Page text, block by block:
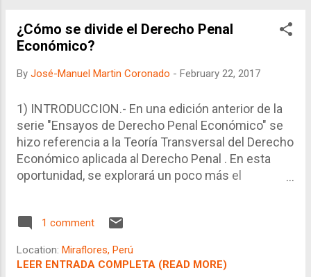
la finalidad de maximizar la utilidad financiera de la
operación, presente o intertemporalmente, el
Dólar que aporte no sólo debe ser recuperado,
otras alternativas con riesgo similar. Si bien es
cierto que muchos desean que la empresa privada
tenga una finalidad social o pública en ese
extremo, eso es...
¿Cómo se divide el Derecho Penal
Económico?
By José-Manuel Martin Coronado - February 22, 2017
1) INTRODUCCION.- En una edición anterior de la
serie "Ensayos de Derecho Penal Económico" se
hizo referencia a la Teoría Transversal del Derecho
Económico aplicada al Derecho Penal . En esta
oportunidad, se explorará un poco más el
económicos se dividen en: 1) Delitos
tributarios 4) Delitos contra la libre competencia 5)
1 comment
Location: Miraflores, Perú
LEER ENTRADA COMPLETA (READ MORE)